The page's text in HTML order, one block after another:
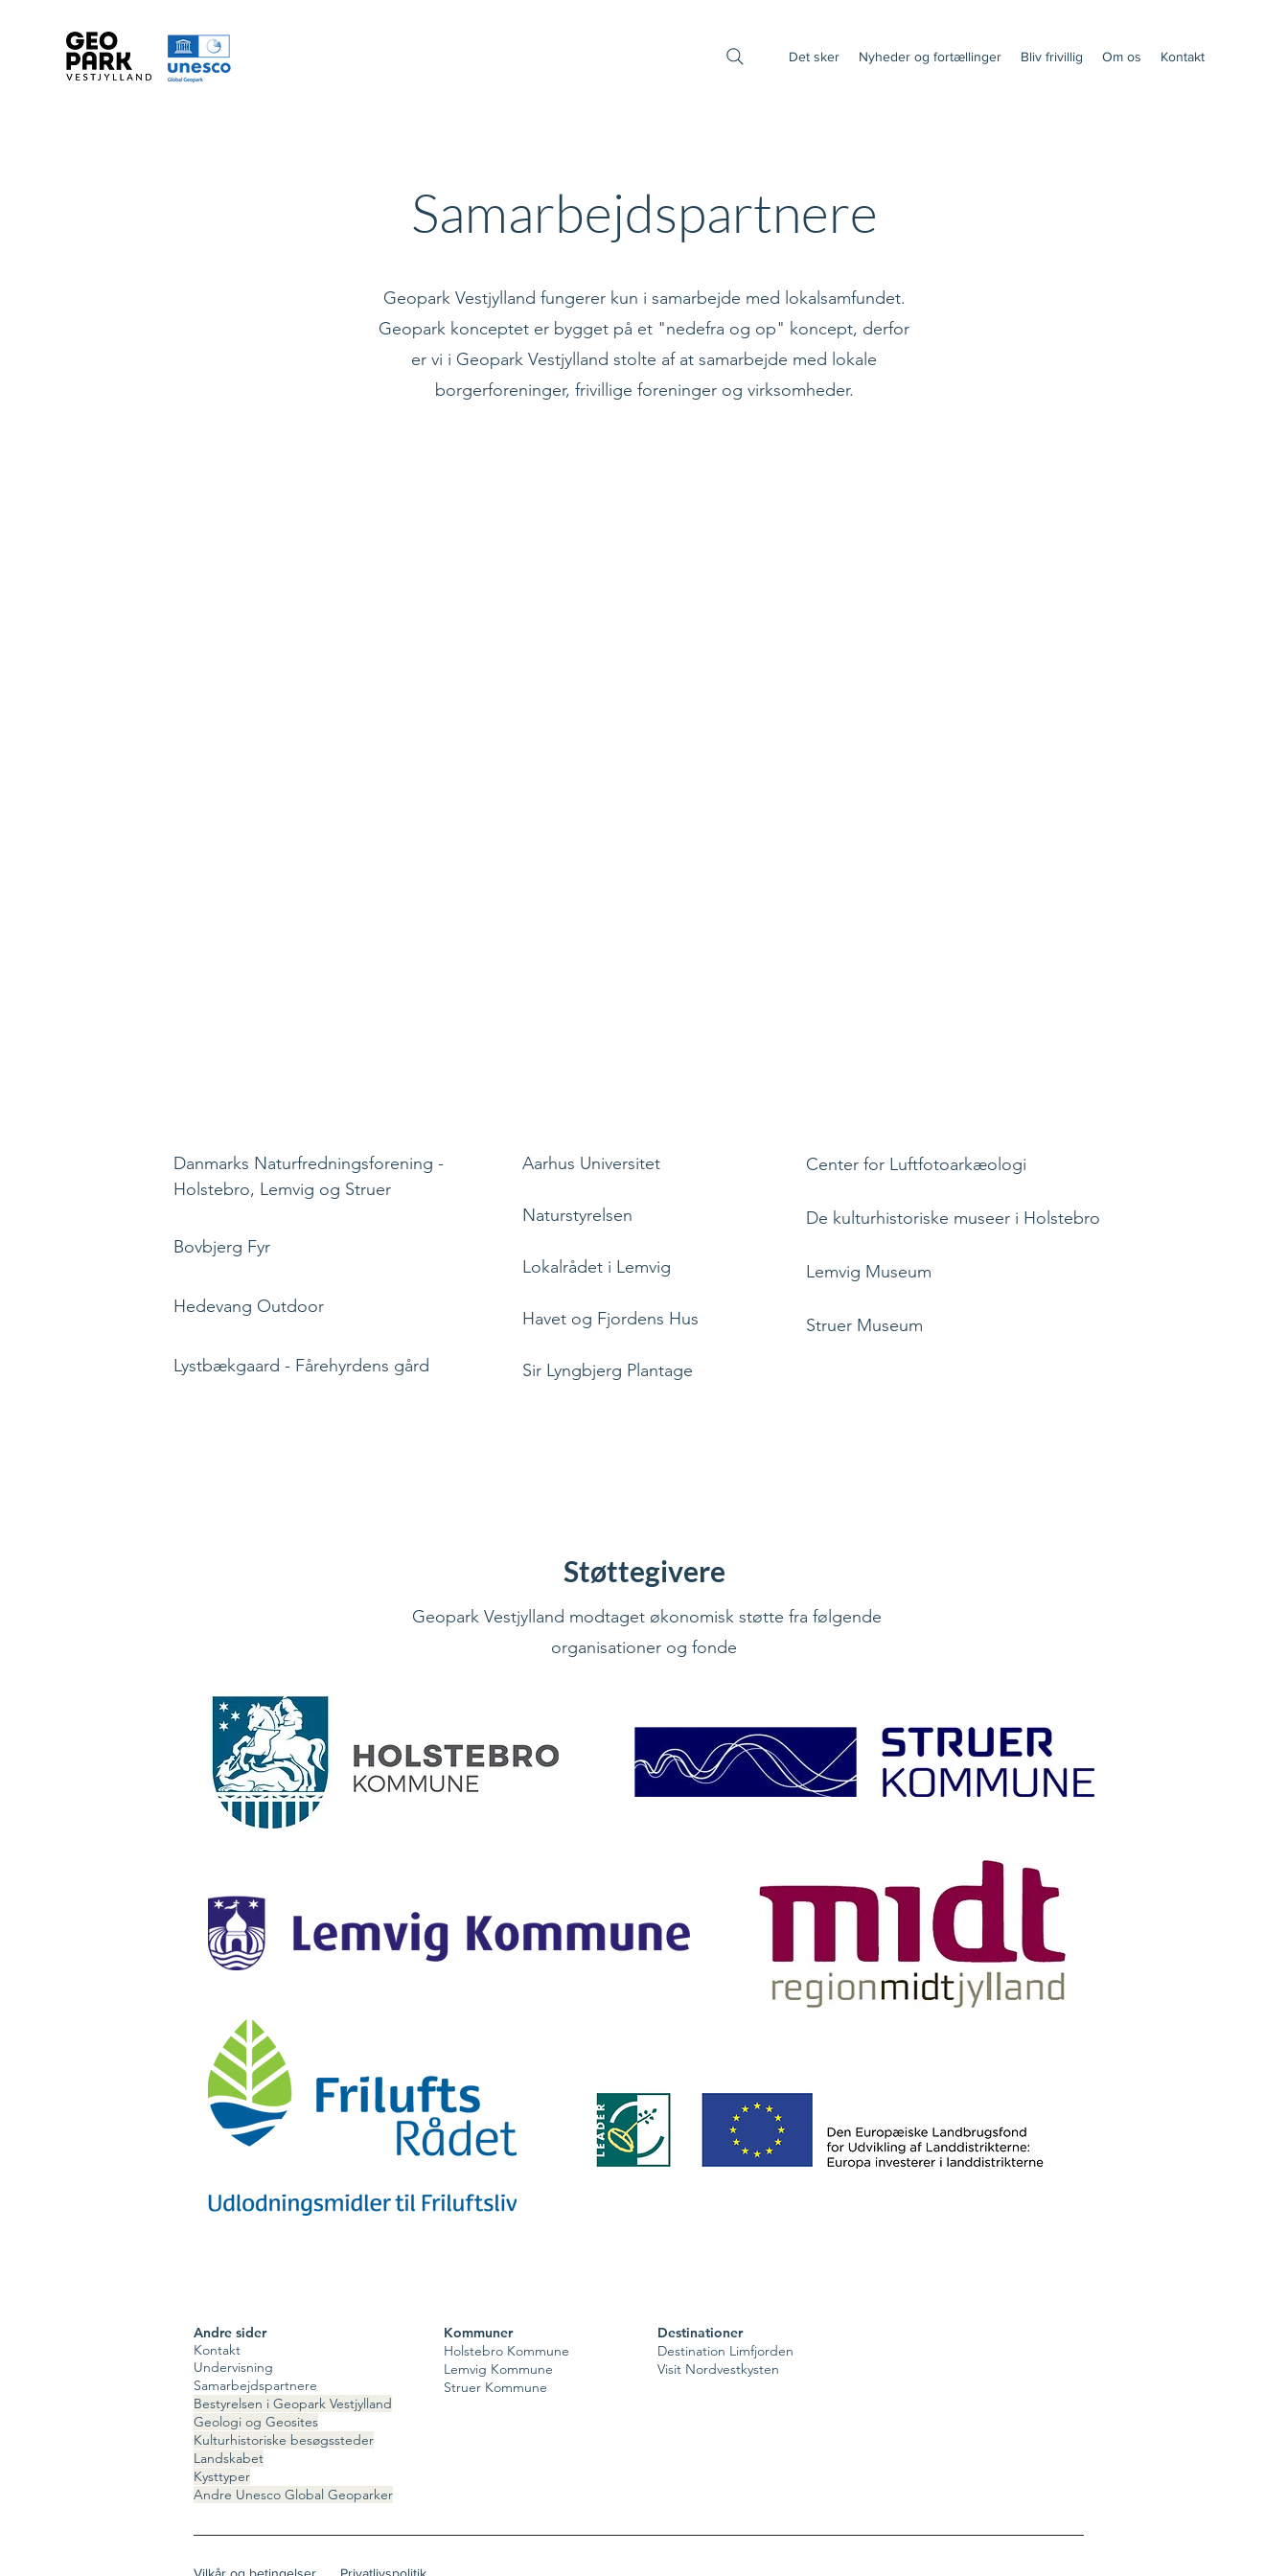
Det sker Nyheder og fortællinger Bliv frivillig Om os Kontakt
Samarbejdspartnere
Geopark Vestjylland fungerer kun i samarbejde med lokalsamfundet.
Geopark konceptet er bygget på et "nedefra og op" koncept, derfor
er vi i Geopark Vestjylland stolte af at samarbejde med lokale
borgerforeninger, frivillige foreninger og virksomheder.
Danmarks Naturfredningsforening -
Holstebro, Lemvig og Struer
Bovbjerg Fyr
Hedevang Outdoor
Lystbækgaard - Fårehyrdens gård
Aarhus Universitet
Naturstyrelsen
Lokalrådet i Lemvig
Havet og Fjordens Hus
Sir Lyngbjerg Plantage
Center for Luftfotoarkæologi
De kulturhistoriske museer i Holstebro
Lemvig Museum
Struer Museum
Støttegivere
Geopark Vestjylland modtaget økonomisk støtte fra følgende
organisationer og fonde
Andre sider
Kontakt
Undervisning
Samarbejdspartnere
Bestyrelsen i Geopark Vestjylland
Geologi og Geosites
Kulturhistoriske besøgssteder
Landskabet
Kysttyper
Andre Unesco Global Geoparker
Kommuner
Holstebro Kommune
Lemvig Kommune
Struer Kommune
Destinationer
Destination Limfjorden
Visit Nordvestkysten